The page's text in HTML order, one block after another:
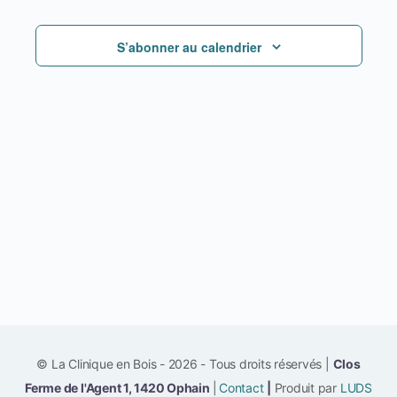
S’abonner au calendrier
© La Clinique en Bois - 2026 - Tous droits réservés | Clos
Ferme de l'Agent 1, 1420 Ophain
Contact Produit par LUDS